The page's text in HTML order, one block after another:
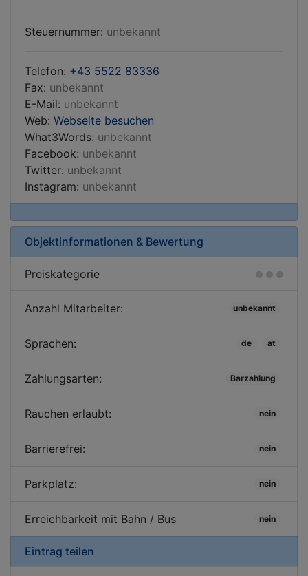
Steuernummer: unbekannt
Telefon: +43 5522 83336
Fax: unbekannt
E-Mail: unbekannt
Web: Webseite besuchen
What3Words: unbekannt
Facebook: unbekannt
Twitter: unbekannt
Instagram: unbekannt
Objektinformationen & Bewertung
Preiskategorie
Anzahl Mitarbeiter: unbekannt
Sprachen: de at
Zahlungsarten: Barzahlung
Rauchen erlaubt: nein
Barrierefrei: nein
Parkplatz: nein
Erreichbarkeit mit Bahn / Bus nein
Eintrag teilen